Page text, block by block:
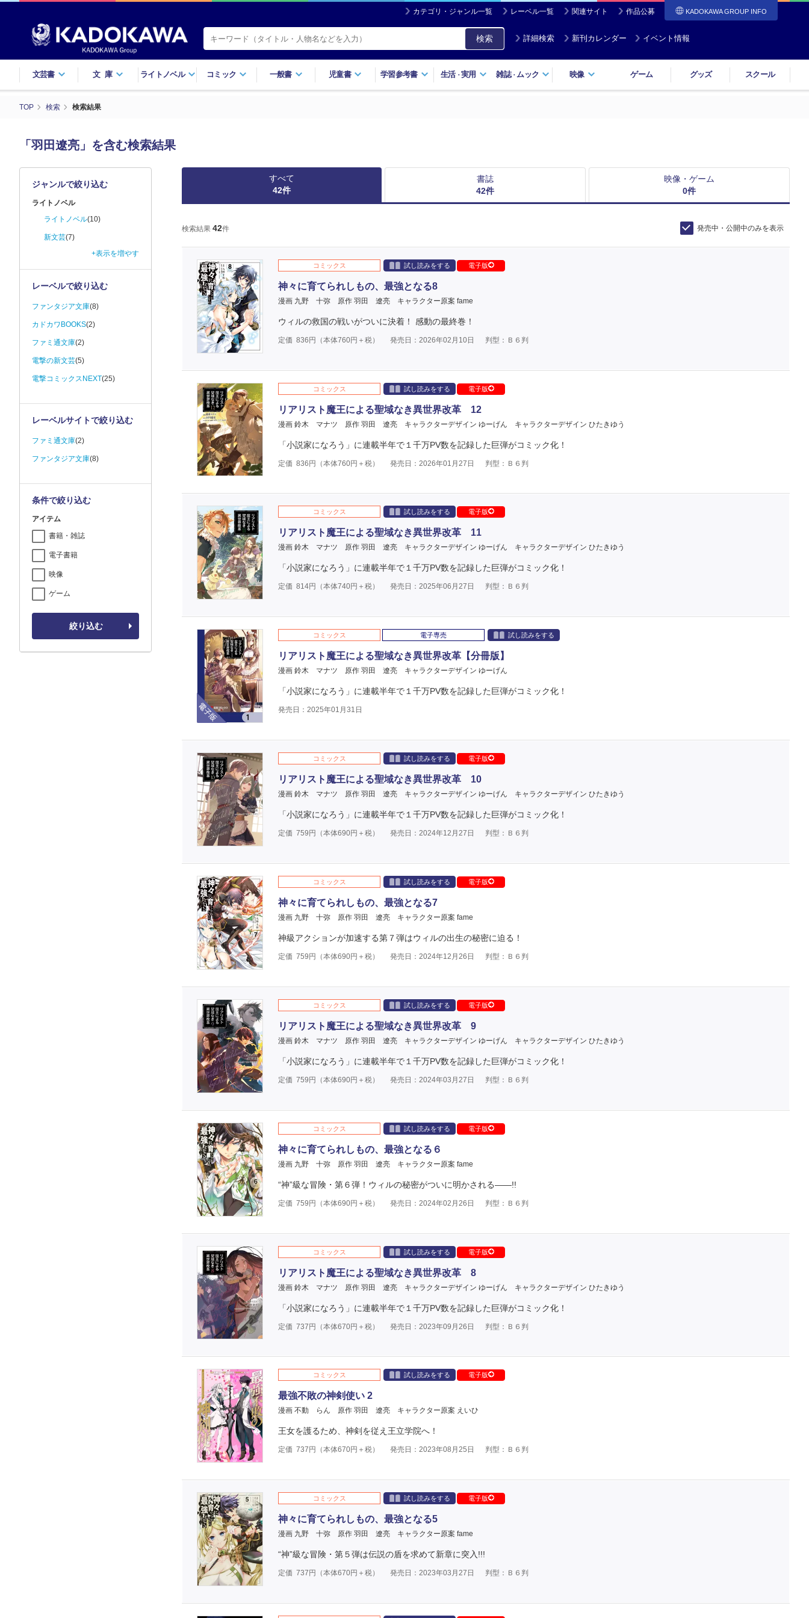
カテゴリ・ジャンル一覧 レーベル一覧 関連サイト 作品公募 KADOKAWA GROUP INFO
検索 詳細検索 新刊カレンダー イベント情報
文芸書 文庫 ライトノベル コミック 一般書 児童書 学習参考書 生活・実用 雑誌・ ムック 映像 ゲーム グッズ スクール
TOP 検索 検索結果
「羽田遼亮」を含む検索結果
すべて
42件
書誌
42件
映像・ゲーム
0件
検索結果 42件 発売中・公開中のみを表示
コミックス 試し読みをする 電子版
神々に育てられしもの、最強となる8
漫画 九野 十弥 原作 羽田 遼亮 キャラクター原案 fame
ウィルの救国の戦いがついに決着！ 感動の最終巻！
定価 836 円（本体760円＋税） 発売日：2026年02月10日 判型：Ｂ６判
コミックス 試し読みをする 電子版
リアリスト魔王による聖域なき異世界改革 12
漫画 鈴木 マナツ 原作 羽田 遼亮 キャラクターデザイン ゆーげん キャラクターデザイン ひたきゆう
「小説家になろう」に連載半年で１千万PV数を記録した巨弾がコミック化！
定価 836 円（本体760円＋税） 発売日：2026年01月27日 判型：Ｂ６判
コミックス 試し読みをする 電子版
リアリスト魔王による聖域なき異世界改革 11
漫画 鈴木 マナツ 原作 羽田 遼亮 キャラクターデザイン ゆーげん キャラクターデザイン ひたきゆう
「小説家になろう」に連載半年で１千万PV数を記録した巨弾がコミック化！
定価 814円（本体740円＋税） 発売日：2025年06月27日 判型：Ｂ６判
電子版
コミックス 電子専売 試し読みをする
リアリスト魔王による聖域なき異世界改革【分冊版】
漫画 鈴木 マナツ 原作 羽田 遼亮 キャラクターデザイン ゆーげん
「小説家になろう」に連載半年で１千万PV数を記録した巨弾がコミック化！
発売日：2025年01月31日
コミックス 試し読みをする 電子版
リアリスト魔王による聖域なき異世界改革 10
漫画 鈴木 マナツ 原作 羽田 遼亮 キャラクターデザイン ゆーげん キャラクターデザイン ひたきゆう
「小説家になろう」に連載半年で１千万PV数を記録した巨弾がコミック化！
定価 759 円（本体690円＋税） 発売日：2024年12月27日 判型：Ｂ６判
コミックス 試し読みをする 電子版
神々に育てられしもの、最強となる7
漫画 九野 十弥 原作 羽田 遼亮 キャラクター原案 fame
神級アクションが加速する第７弾はウィルの出生の秘密に迫る！
定価 759 円（本体690円＋税） 発売日：2024年12月26日 判型：Ｂ６判
コミックス 試し読みをする 電子版
リアリスト魔王による聖域なき異世界改革 9
漫画 鈴木 マナツ 原作 羽田 遼亮 キャラクターデザイン ゆーげん キャラクターデザイン ひたきゆう
「小説家になろう」に連載半年で１千万PV数を記録した巨弾がコミック化！
定価 759 円（本体690円＋税） 発売日：2024年03月27日 判型：Ｂ６判
コミックス 試し読みをする 電子版
神々に育てられしもの、最強となる６
漫画 九野 十弥 原作 羽田 遼亮 キャラクター原案 fame
“神”級な冒険・第６弾！ウィルの秘密がついに明かされる――!!
定価 759 円（本体690円＋税） 発売日：2024年02月26日 判型：Ｂ６判
コミックス 試し読みをする 電子版
リアリスト魔王による聖域なき異世界改革 8
漫画 鈴木 マナツ 原作 羽田 遼亮 キャラクターデザイン ゆーげん キャラクターデザイン ひたきゆう
「小説家になろう」に連載半年で１千万PV数を記録した巨弾がコミック化！
定価 737 円（本体670円＋税） 発売日：2023年09月26日 判型：Ｂ６判
コミックス 試し読みをする 電子版
最強不敗の神剣使い 2
漫画 不動 らん 原作 羽田 遼亮 キャラクター原案 えいひ
王女を護るため、神剣を従え王立学院へ！
定価 737 円（本体670円＋税） 発売日：2023年08月25日 判型：Ｂ６判
コミックス 試し読みをする 電子版
神々に育てられしもの、最強となる5
漫画 九野 十弥 原作 羽田 遼亮 キャラクター原案 fame
“神”級な冒険・第５弾は伝説の盾を求めて新章に突入!!!
定価 737 円（本体670円＋税） 発売日：2023年03月27日 判型：Ｂ６判
ジャンルで絞り込む
ライトノベル
ライトノベル(10)
新文芸(7)
+表示を増やす
レーベルで絞り込む
ファンタジア文庫(8)
カドカワBOOKS(2)
ファミ通文庫(2)
電撃の新文芸(5)
電撃コミックスNEXT(25)
レーベルサイトで絞り込む
ファミ通文庫(2)
ファンタジア文庫(8)
条件で絞り込む
アイテム
書籍・雑誌
電子書籍
映像
ゲーム
絞り込む